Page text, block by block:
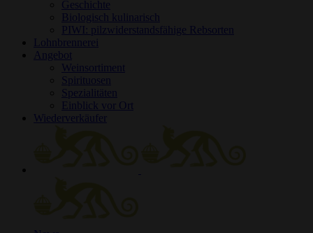
Geschichte
Biologisch kulinarisch
PIWI: pilzwiderstandsfähige Rebsorten
Lohnbrennerei
Angebot
Weinsortiment
Spirituosen
Spezialitäten
Einblick vor Ort
Wiederverkäufer